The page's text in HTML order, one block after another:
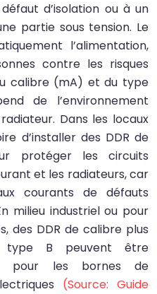
d’isolation ou à un
partie sous tension. Le
l’alimentation,
contre les risques
calibre (mA) et du type
de l’environnement
Dans les locaux
d’installer des DDR de
protéger les circuits
et les radiateurs, car
courants de défauts
milieu industriel ou pour
des DDR de calibre plus
B peuvent être
pour les bornes de
(Source: Guide